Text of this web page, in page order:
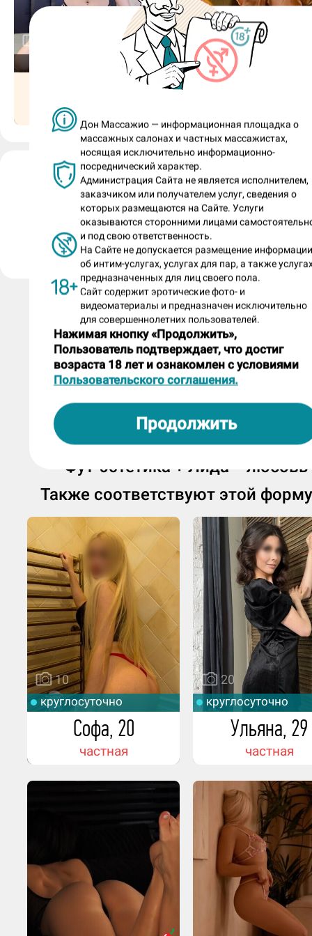
Дон Массажио — информационная площадка о
массажных салонах и частных массажистах,
носящая исключительно информационно-
посреднический характер.
Администрация Сайта не является исполнителем,
заказчиком или получателем услуг, сведения о
которых размещаются на Сайте. Услуги
оказываются сторонними лицами
и под свою ответственность.
На Сайте не допускается размещение информации
об интим-услугах, услугах для пар, а также
предназначенных для лиц своего пола.
Сайт содержит эротические фото- и
видеоматериалы и предназначен исключительно
для совершеннолетних пользователей.
Нажимая кнопку «Продолжить»,
Пользователь подтверждает, что достиг
возраста 18 лет и ознакомлен с условиями
Пользовательского соглашения.
Продолжить
Во время сеанса ты любишь
гостем или предпочитаешь тишину?
Общаться.
Пришел гость на базовую часовую
программу. Посоветуй ему твой
доп к стандарту?
Фут-эстетика.
Нравятся ли тебе необычные просьбы
гостей, нестандартные имитации или
техники
массажа, какие-то ролевые темы,
не противоречат правилам? Или ты
любишь следовать стандартным
сценариям программ?
Я открыта ко всему новому.
вариантa, а ты должна выбрать один
них:
1) Откровенные прикосновения или
сакуры"?
Откровенные прикосновения.
2) Приятный гость или хорошие
Хорошие чаевые.
3) 20 гостей без допов за сутки или ни
одного?
20 гостей.
Любишь ли ты танцевать? И ходишь
в клубы?
часто ли в них ходишь?
Какие подарки от гостей тебе
получать или хотела бы получить?
Деньги.
Мишель
отдыхает
Светлана, 45
7
Лида (номер анкеты: 287406)
анкета размещена салоном «Мишель»
Пожаловаться на анкету
Фут-эстетика + Лида = любовь
Также соответствуют этой
круглосуточно
Софа, 20
частная
10
круглосуточно
Ульяна, 29
частная
20